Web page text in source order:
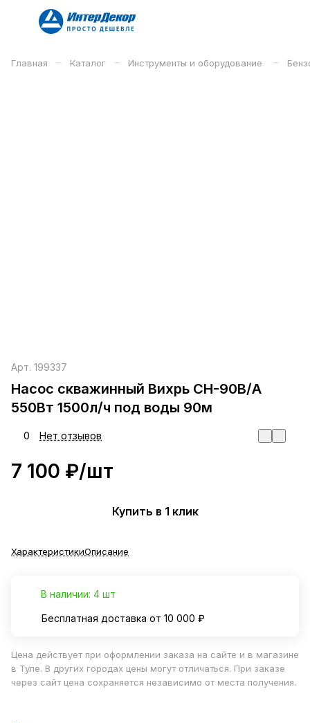
Главная – Каталог – Инструменты и оборудование –
Арт. 199337
Насос скважинный Вихрь СН-90В/А
550Вт 1500л/ч под воды 90м
0 Нет отзывов
7 100 ₽/шт
Купить в 1 клик
ХарактеристикиОписание
В наличии: 4 шт
Бесплатная доставка от 10 000 ₽
Цена действует при оформлении заказа на сайте и в магазине
в Туле. В других городах цены могут отличаться. При заказе
через сайт цена сохраняется независимо от места получения.